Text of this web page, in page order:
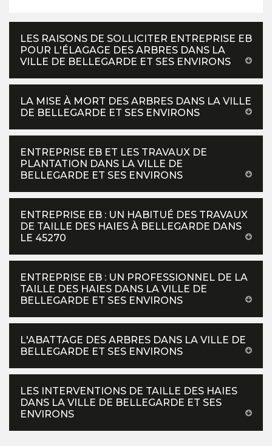
LES RAISONS DE SOLLICITER ENTREPRISE EB
POUR L'ÉLAGAGE DES ARBRES DANS LA
VILLE DE BELLEGARDE ET SES ENVIRONS
LA MISE À MORT DES ARBRES DANS LA VILLE
DE BELLEGARDE ET SES ENVIRONS
ENTREPRISE EB ET LES TRAVAUX DE
PLANTATION DANS LA VILLE DE
BELLEGARDE ET SES ENVIRONS
ENTREPRISE EB : UN HABITUÉ DES TRAVAUX
DE TAILLE DES HAIES À BELLEGARDE DANS
LE 45270
ENTREPRISE EB : UN PROFESSIONNEL DE LA
TAILLE DES HAIES DANS LA VILLE DE
BELLEGARDE ET SES ENVIRONS
L'ABATTAGE DES ARBRES DANS LA VILLE DE
BELLEGARDE ET SES ENVIRONS
LES INTERVENTIONS DE TAILLE DES HAIES
DANS LA VILLE DE BELLEGARDE ET SES
ENVIRONS